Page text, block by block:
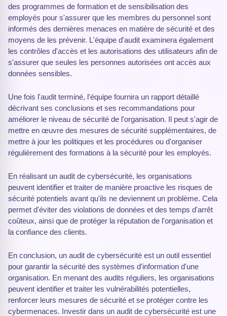
des programmes de formation et de sensibilisation des
employés pour s'assurer que les membres du personnel sont
informés des dernières menaces en matière de sécurité et des
moyens de les prévenir. L'équipe d'audit examinera également
les contrôles d'accès et les autorisations des utilisateurs afin de
s'assurer que seules les personnes autorisées ont accès aux
données sensibles.
Une fois l'audit terminé, l'équipe fournira un rapport détaillé
décrivant ses conclusions et ses recommandations pour
améliorer le niveau de sécurité de l'organisation. Il peut s'agir de
mettre en œuvre des mesures de sécurité supplémentaires, de
mettre à jour les politiques et les procédures ou d'organiser
régulièrement des formations à la sécurité pour les employés.
En réalisant un audit de cybersécurité, les organisations
peuvent identifier et traiter de manière proactive les risques de
sécurité potentiels avant qu'ils ne deviennent un problème. Cela
permet d'éviter des violations de données et des temps d'arrêt
coûteux, ainsi que de protéger la réputation de l'organisation et
la confiance des clients.
En conclusion, un audit de cybersécurité est un outil essentiel
pour garantir la sécurité des systèmes d'information d'une
organisation. En menant des audits réguliers, les organisations
peuvent identifier et traiter les vulnérabilités potentielles,
renforcer leurs mesures de sécurité et se protéger contre les
cybermenaces. Investir dans un audit de cybersécurité est une